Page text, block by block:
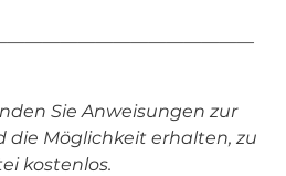
Sie Anweisungen zur
die Möglichkeit erhalten, zu
kostenlos.